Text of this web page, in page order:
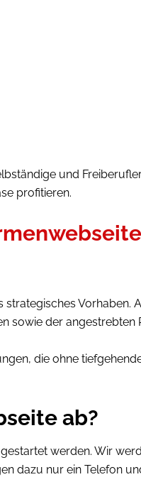
und
profitieren.
Vorhaben.
sowie der angestrebten
die ohne
ab?
werden. Wir
dazu nur ein Telefon